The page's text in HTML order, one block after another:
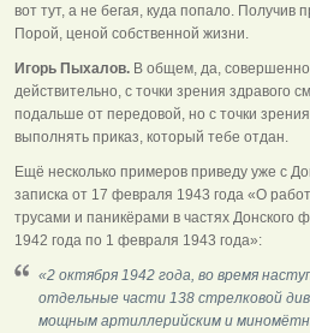
вот тут, а не бегая, куда попало. Получив
Порой, ценой собственной жизни.
Игорь Пыхалов. В общем, да,
действительно, с точки зрения здравого
подальше от передовой, но с точки
выполнять приказ, который тебе отдан.
Ещё несколько примеров приведу уже с
записка от 17 февраля 1943 года «О
трусами и паникёрами в частях Донского
1942 года по 1 февраля 1943 года»:
«2 октября 1942 года, во время
отдельные части 138 стрелковой
мощным артиллерийским и